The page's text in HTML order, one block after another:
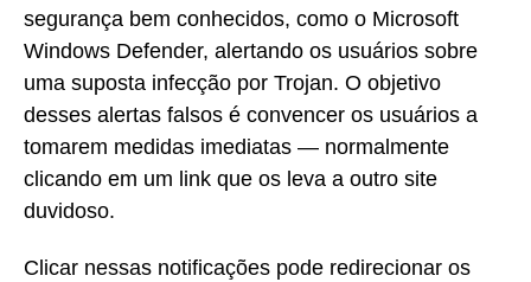
segurança bem conhecidos, como o Microsoft
Windows Defender, alertando os usuários sobre
uma suposta infecção por Trojan. O objetivo
desses alertas falsos é convencer os usuários a
tomarem medidas imediatas — normalmente
clicando em um link que os leva a outro site
duvidoso.
Clicar nessas notificações pode redirecionar os